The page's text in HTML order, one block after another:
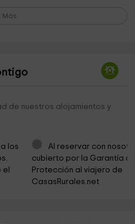
3,2 km
6,6 km
Más
de nuestros alojamientos y
los
el
Al reservar con
cubierto por la Garantía
Protección al viajero de
CasasRurales.net